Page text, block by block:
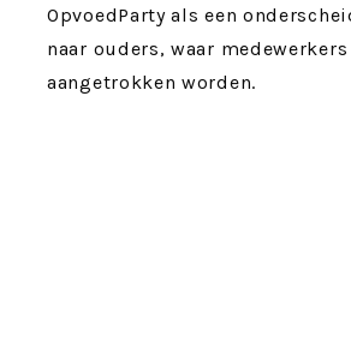
OpvoedParty als een
naar ouders, waar
aangetrokken worden.